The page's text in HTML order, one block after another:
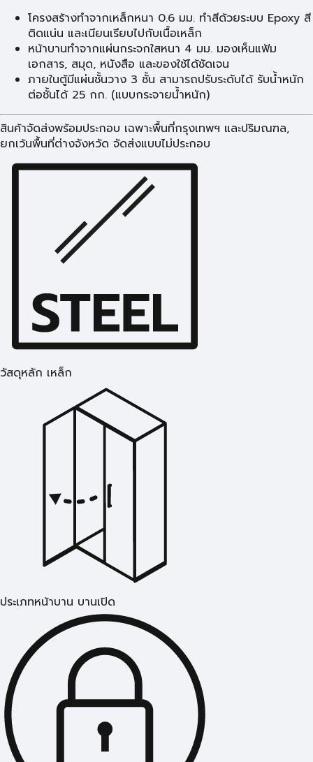
โครงสร้างทำจากเหล็กหนา 0.6 มม. ทำสีด้วยระบบ Epoxy สี
ติดแน่น และเนียนเรียบไปกับเนื้อเหล็ก
หน้าบานทำจากแผ่นกระจกใสหนา 4 มม. มองเห็นแฟ้ม
เอกสาร, สมุด, หนังสือ และของใช้ได้ชัดเจน
ภายในตู้มีแผ่นชั้นวาง 3 ชั้น สามารถปรับระดับได้ รับน้ำหนัก
ต่อชั้นได้ 25 กก. (แบบกระจายน้ำหนัก)
สินค้าจัดส่งพร้อมประกอบ เฉพาะพื้นที่กรุงเทพฯ และปริมณฑล,
ยกเว้นพื้นที่ต่างจังหวัด จัดส่งแบบไม่ประกอบ
วัสดุหลัก เหล็ก
ประเภทหน้าบาน บานเปิด